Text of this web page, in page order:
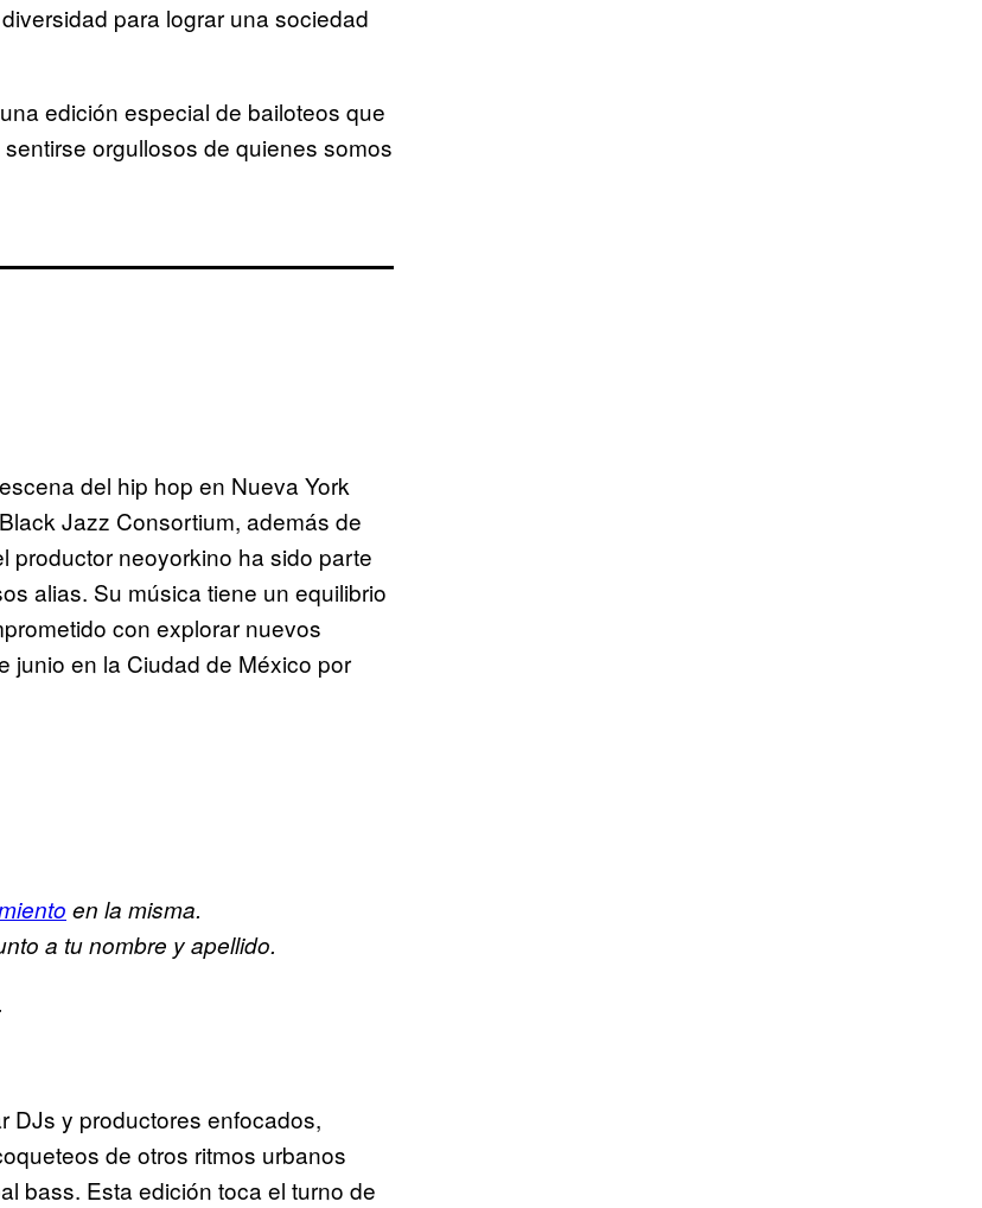
para lograr una sociedad
edición especial de bailoteos que
orgullosos de quienes somos
del hip hop en Nueva York
Jazz Consortium, además de
productor neoyorkino ha sido parte
alias. Su música tiene un equilibrio
con explorar nuevos
junio en la Ciudad de México por
en la misma.
a tu nombre y apellido.
DJs y productores enfocados,
de otros ritmos urbanos
bass. Esta edición toca el turno de